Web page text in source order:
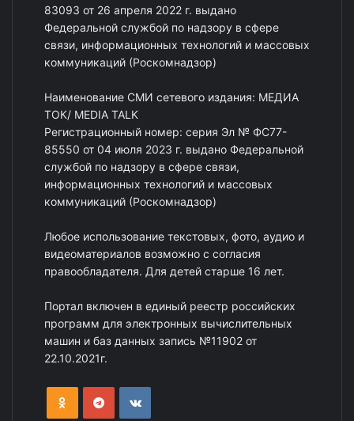
83093 от 26 апреля 2022 г. выдано
Федеральной службой по надзору в сфере
связи, информационных технологий и массовых
коммуникаций (Роскомнадзор)
Наименование СМИ сетевого издания: МЕДИА
ТОК/ MEDIA TALK
Регистрационный номер: серия Эл № ФС77-
85550 от 04 июля 2023 г. выдано Федеральной
службой по надзору в сфере связи,
информационных технологий и массовых
коммуникаций (Роскомнадзор)
Любое использование текстовых, фото, аудио и
видеоматериалов возможно с согласия
правообладателя. Для детей старше 16 лет.
Портал включен в единый реестр российских
программ для электронных вычислительных
машин и баз данных запись №11902 от
22.10.2021г.